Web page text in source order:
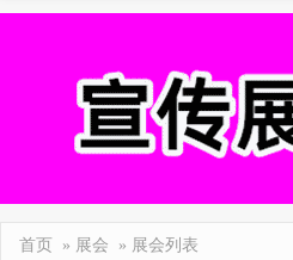
首页 » 展会 » 展会列表